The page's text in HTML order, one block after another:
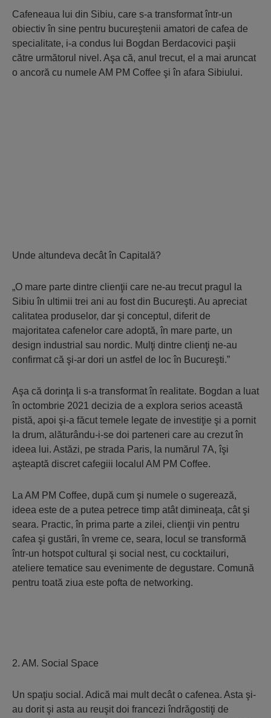
Cafeneaua lui din Sibiu, care s-a transformat într-un
obiectiv în sine pentru bucureştenii amatori de cafea de
specialitate, i-a condus lui Bogdan Berdacovici paşii
către următorul nivel. Aşa că, anul trecut, el a mai aruncat
o ancoră cu numele AM PM Coffee şi în afara Sibiului.
Unde altundeva decât în Capitală?
„O mare parte dintre clienţii care ne-au trecut pragul la
Sibiu în ultimii trei ani au fost din Bucureşti. Au apreciat
calitatea produselor, dar şi conceptul, diferit de
majoritatea cafenelor care adoptă, în mare parte, un
design industrial sau nordic. Mulţi dintre clienţi ne-au
confirmat că şi-ar dori un astfel de loc în Bucureşti.”
Aşa că dorinţa li s-a transformat în realitate. Bogdan a luat
în octombrie 2021 decizia de a explora serios această
pistă, apoi şi-a făcut temele legate de investiţie şi a pornit
la drum, alăturându-i-se doi parteneri care au crezut în
ideea lui. Astăzi, pe strada Paris, la numărul 7A, îşi
aşteaptă discret cafegiii localul AM PM Coffee.
La AM PM Coffee, după cum şi numele o sugerează,
ideea este de a putea petrece timp atât dimineaţa, cât şi
seara. Practic, în prima parte a zilei, clienţii vin pentru
cafea şi gustări, în vreme ce, seara, locul se transformă
într-un hotspot cultural şi social nest, cu cocktailuri,
ateliere tematice sau evenimente de degustare. Comună
pentru toată ziua este pofta de networking.
2. AM. Social Space
Un spaţiu social. Adică mai mult decât o cafenea. Asta şi-
au dorit şi asta au reuşit doi francezi îndrăgostiţi de